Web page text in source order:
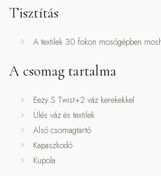
Tisztítás
A textilek 30 fokon mosógépben
A csomag tartalma
Eezy S Twist+2 váz kerekekkel
Ülés váz és textilek
Alsó csomagtartó
Kapaszkodó
Kupola